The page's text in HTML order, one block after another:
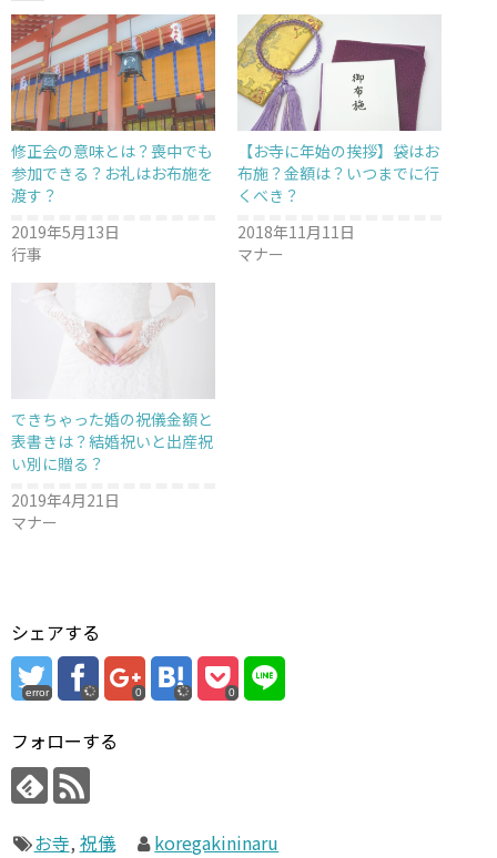
t
e
r
で
共
有
(
新
し
い
ウ
ィ
ン
ド
ウ
開
き
有
す
る
に
は
ク
ク
し
て
く
だ
さ
新
し
で
開
き
ま
l
e
+
で
共
有
(
新
し
い
ウ
ィ
ン
ド
修正会の意味とは？喪中でも
参加できる？お礼はお布施を
渡す？
2019年5月13日
行事
【お寺に年始の挨拶】袋はお
布施？金額は？いつまでに行
くべき？
2018年11月11日
マナー
できちゃった婚の祝儀金額と
表書きは？結婚祝いと出産祝
い別に贈る？
2019年4月21日
マナー
シェアする
error 0 0
フォローする
お寺, 祝儀 koregakininaru